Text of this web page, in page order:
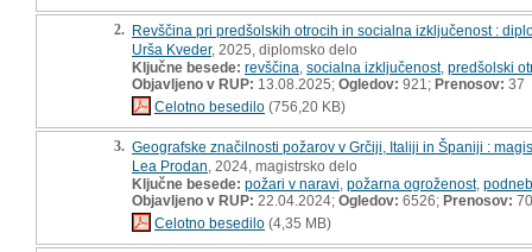
2. Revščina pri predšolskih otrocih in socialna izključenost :
Urša Kveder, 2025, diplomsko delo
Ključne besede: revščina socialna izključenost, predšolski
Objavljeno v RUP: 13.08.2025; Ogledov: 921; Prenosov: 37
Celotno besedilo (756,20 KB)
3. Geografske značilnosti požarov v Grčiji, Italiji in Španiji :
Lea Prodan , 2024, magistrsko delo
Ključne besede: požari v naravi požarna ogroženost,
Objavljeno v RUP: 22.04.2024; Ogledov: 6526; Prenosov: 70
Celotno besedilo (4,35 MB)